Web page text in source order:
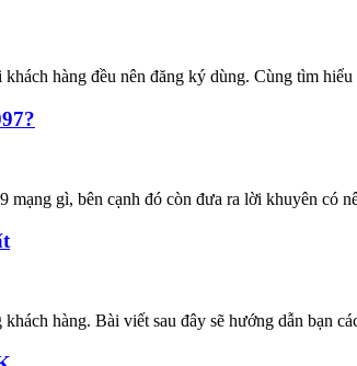
hàng đều nên đăng ký dùng. Cùng tìm
gì, bên cạnh đó còn đưa ra lời khuyên có
hàng. Bài viết sau đây sẽ hướng dẫn bạn